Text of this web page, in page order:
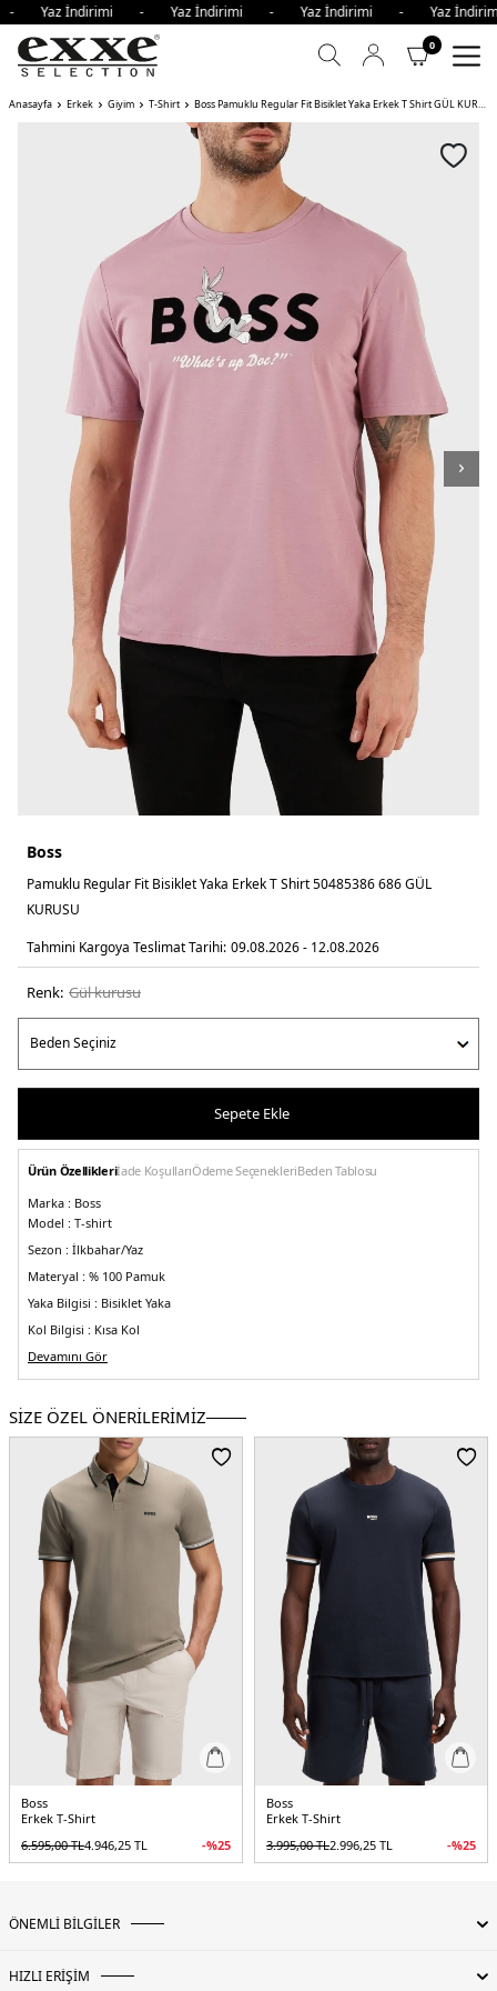
Yaz İndirimi - Yaz İndirimi - Yaz İndirimi - Yaz
0
Anasayfa Erkek Giyim T-Shirt Boss Pamuklu Regular Fit Bisiklet Yaka Erkek T Shirt GÜL KURUSU
Boss
Pamuklu Regular Fit Bisiklet Yaka Erkek T Shirt 50485386 686 GÜL
KURUSU
Tahmini Kargoya Teslimat Tarihi: 09.08.2026 - 12.08.2026
Renk: gül kurusu
Sepete Ekle
Ürün Özellikleriİade KoşullarıÖdeme SeçenekleriBeden Tablosu
Marka : Boss
Model : T-shirt
Sezon : İlkbahar/Yaz
Materyal : % 100 Pamuk
Yaka Bilgisi : Bisiklet Yaka
Kol Bilgisi : Kısa Kol
Kalıp Bilgisi :Regular Fit
Manken Ölçüsü :Kilo : 86 kg / Boy : 1.89 cm / Göğüs : 100 cm / Bel : 81 cm /
Üretim Yeri :Bangladeş
5DY150485386686.75
Devamını Gör
SİZE ÖZEL ÖNERİLERİMİZ
Boss
Erkek T-Shirt
6.595,00TL4.946,25 TL -%25
Boss
Erkek T-Shirt
3.995,00TL2.996,25 TL -%25
ÖNEMLİ BİLGİLER
HIZLI ERİŞİM